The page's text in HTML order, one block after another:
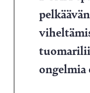
ongelmia